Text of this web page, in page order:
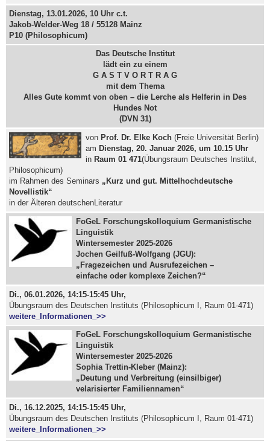
Dienstag, 13.01.2026, 10 Uhr c.t.
Jakob-Welder-Weg 18 / 55128 Mainz
P10 (Philosophicum)
Das Deutsche Institut
lädt ein zu einem
G A S T V O R T R A G
mit dem Thema
Alles Gute kommt von oben – die Lerche als Helferin in Des
Hundes Not
(DVN 31)
von Prof. Dr. Elke Koch(Freie Universität Berlin)
am Dienstag, 20. Januar 2026, um 10.15 Uhr
in Raum 01 471(Übungsraum Deutsches Institut,
Philosophicum)
im Rahmen des Seminars „Kurz und gut. Mittelhochdeutsche
Novellistik“
in der Älteren deutschenLiteratur
FoGeL Forschungskolloquium Germanistische
Linguistik
Wintersemester 2025-2026
Jochen Geilfuß-Wolfgang (JGU):
„Fragezeichen und Ausrufezeichen –
einfache oder komplexe Zeichen?“
Di., 06.01.2026, 14:15-15:45 Uhr,
Übungsraum des Deutschen Instituts (Philosophicum I, Raum 01-471)
weitere_Informationen_>>
FoGeL Forschungskolloquium Germanistische
Linguistik
Wintersemester 2025-2026
Sophia Trettin-Kleber (Mainz):
„Deutung und Verbreitung (einsilbiger)
velarisierter Familiennamen“
Di., 16.12.2025, 14:15-15:45 Uhr,
Übungsraum des Deutschen Instituts (Philosophicum I, Raum 01-471)
weitere_Informationen_>>